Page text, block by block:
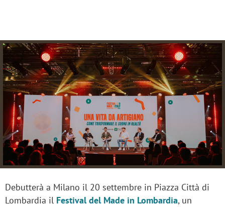
Debutterà a Milano il 20 settembre in Piazza Città di
Lombardia il Festival del Made in Lombardia, un